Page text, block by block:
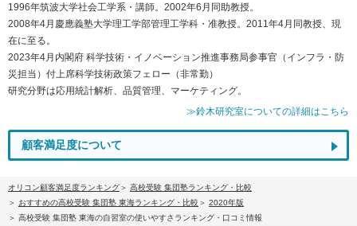
1996年筑波大学社会工学系・講師。2002年6月同助教授。
2008年4月慶應義塾大学理工学部管理工学科・准教授。2011年4月同教授、現
在に至る。
2023年4月内閣府 科学技術・イノベーション推進事務局参事官（インフラ・防
災担当）付上席科学技術政策フェロー（非常勤）
研究分野は応用統計解析、品質管理、マーケティング。
≫鈴木研究室についての詳細はこちら
顧客満足度について
オリコン顧客満足度ランキング
高校受験 集団塾ランキング・比較
おすすめの高校受験 集団塾 東海ランキング・比較
2020年版
高校受験 集団塾 東海の自習室の使いやすさランキング・口コミ情報